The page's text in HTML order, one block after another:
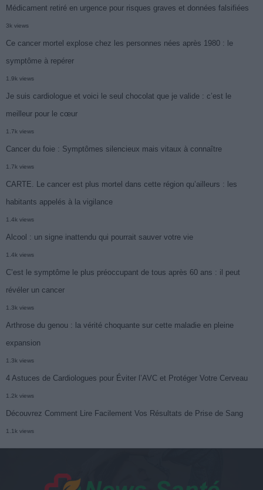
Médicament retiré en urgence pour risques graves et données falsifiées
3k views
Ce cancer mortel explose chez les personnes nées après 1980 : le
symptôme à repérer
1.9k views
Je suis cardiologue et voici le seul chocolat que je valide : c’est le
meilleur pour le cœur
1.7k views
Cancer du foie : Symptômes silencieux mais vitaux à connaître
1.7k views
CARTE. Le cancer est plus mortel dans cette région qu’ailleurs : les
habitants appelés à la vigilance
1.4k views
Alcool : un signe inattendu qui pourrait sauver votre vie
1.4k views
C’est le symptôme le plus préoccupant de tous après 60 ans : il peut
révéler un cancer
1.3k views
Arthrose du genou : la vérité choquante sur cette maladie en pleine
expansion
1.3k views
4 Astuces de Cardiologues pour Éviter l’AVC et Protéger Votre Cerveau
1.2k views
Découvrez Comment Lire Facilement Vos Résultats de Prise de Sang
1.1k views